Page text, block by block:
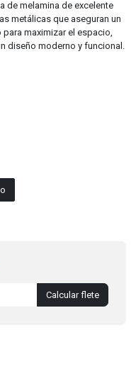
de melamina de excelente
metálicas que aseguran un
maximizar el espacio,
diseño moderno y funcional.
Calcular flete